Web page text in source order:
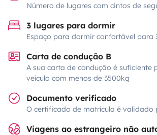
Número de lugares com cintos de
3 lugares para dormir
Espaço para dormir confortável para
Carta de condução B
A sua carta de condução é suficiente
veículo com menos de 3500kg
Documento verificado
O certificado de matrícula é validado
Viagens ao estrangeiro não